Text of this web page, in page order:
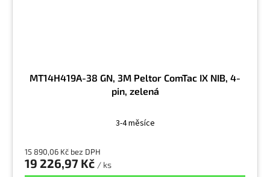
MT14H419A-38 GN, 3M Peltor ComTac IX NIB, 4-
pin, zelená
3-4 měsíce
15 890,06 Kč bez DPH
19 226,97 Kč / ks